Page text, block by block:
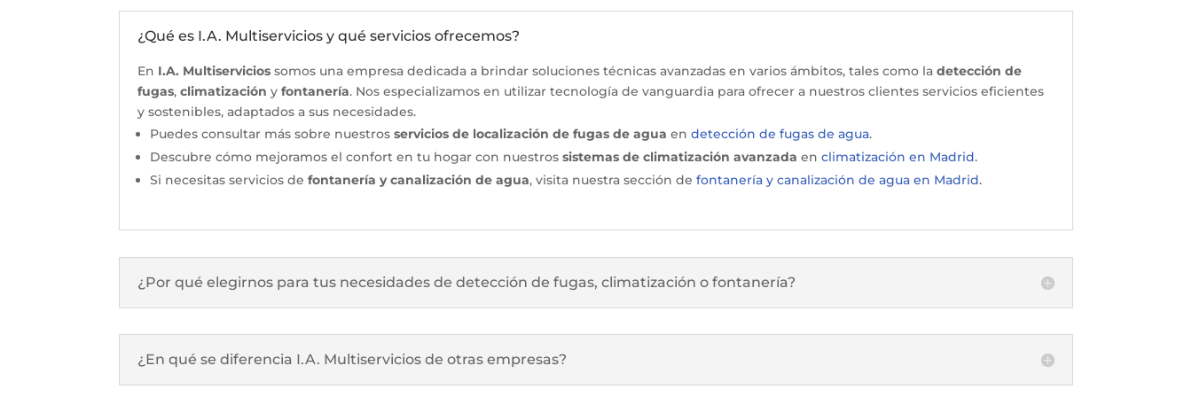
¿Qué es I.A. Multiservicios y qué servicios ofrecemos?
En I.A. Multiservicios somos una empresa dedicada a brindar soluciones técnicas avanzadas en varios ámbitos, tales como ladetección de
fugas,climatización yfontanería. Nos especializamos en utilizar tecnología de vanguardia para ofrecer a nuestros clientes servicios eficientes
y sostenibles, adaptados a sus necesidades.
Puedes consultar más sobre nuestrosservicios de localización de fugas de agua endetección de fugas de agua.
Descubre cómo mejoramos el confort en tu hogar con nuestrossistemas de climatización avanzada enclimatización en Madrid.
Si necesitas servicios defontanería y canalización de agua, visita nuestra sección defontanería y canalización de agua en Madrid.
¿Por qué elegirnos para tus necesidades de detección de fugas, climatización o fontanería?
¿En qué se diferencia I.A. Multiservicios de otras empresas?